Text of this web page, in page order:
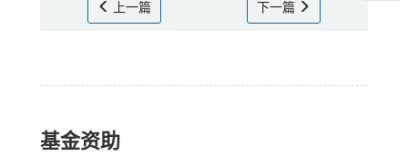
上一篇 下一篇
基金资助